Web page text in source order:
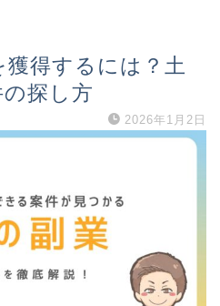
得するには？土
探し方
2026年1月2日